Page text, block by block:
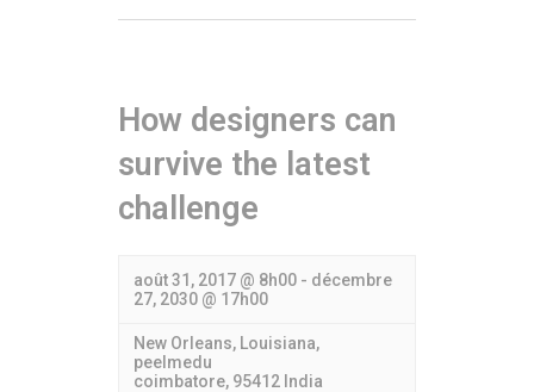
How designers can
survive the latest
challenge
août 31, 2017 @ 8h00 - décembre
27, 2030 @ 17h00
New Orleans, Louisiana,
peelmedu
coimbatore, 95412 India